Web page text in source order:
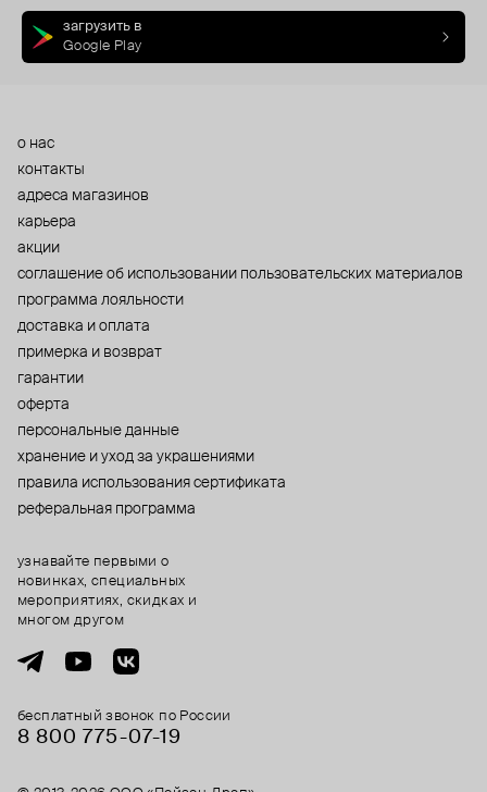
загрузить в
Google Play
о нас
контакты
адреса магазинов
карьера
акции
cоглашение об использовании пользовательских материалов
программа лояльности
доставка и оплата
примерка и возврат
гарантии
оферта
персональные данные
хранение и уход за украшениями
правила использования сертификата
реферальная программа
бесплатный звонок по России
8 800 775⁠-07⁠-19
узнавайте первыми о
новинках, специальных
мероприятиях, скидках и
многом другом